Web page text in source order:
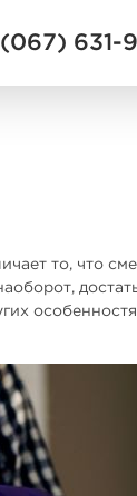
(067) 631-
то, что